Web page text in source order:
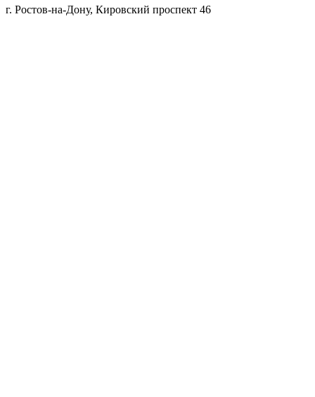
г. Ростов-на-Дону, Кировский проспект 46